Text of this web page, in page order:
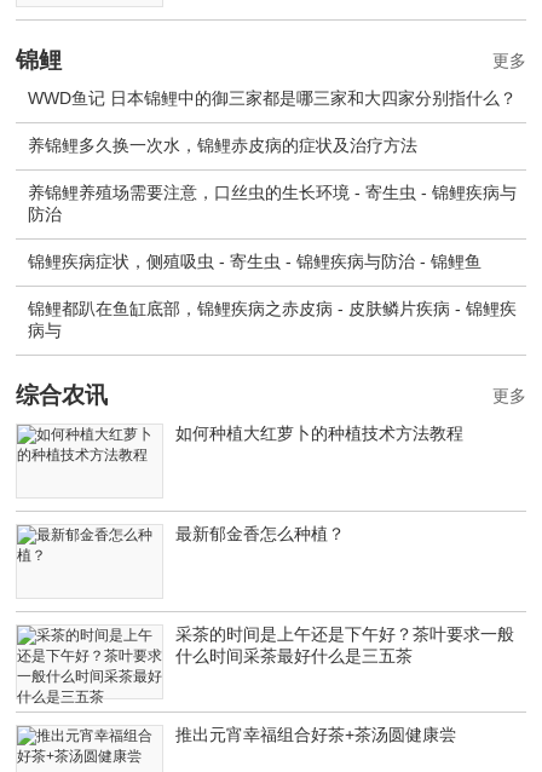
锦鲤
WWD鱼记 日本锦鲤中的御三家都是哪三家和大四家分别指什么？
养锦鲤多久换一次水，锦鲤赤皮病的症状及治疗方法
养锦鲤养殖场需要注意，口丝虫的生长环境 - 寄生虫 - 锦鲤疾病与
防治
锦鲤疾病症状，侧殖吸虫 - 寄生虫 - 锦鲤疾病与防治 - 锦鲤鱼
锦鲤都趴在鱼缸底部，锦鲤疾病之赤皮病 - 皮肤鳞片疾病 - 锦鲤疾
病与
更多
综合农讯
如何种植大红萝卜的种植技术方法教程
最新郁金香怎么种植？
采茶的时间是上午还是下午好？茶叶要求一般
什么时间采茶最好什么是三五茶
推出元宵幸福组合好茶+茶汤圆健康尝
更多